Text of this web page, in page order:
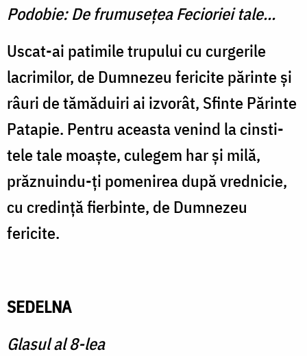
Podobie: De frumuseţea Fecioriei tale...
Uscat-ai patimile trupului cu curgerile
lacrimilor, de Dum­nezeu fericite părinte şi
râuri de tămăduiri ai izvorât, Sfinte Părinte
Patapie. Pentru aceasta venind la cinsti­
tele tale moaşte, culegem har şi milă,
prăznuindu-ţi pomenirea după vrednicie,
cu credinţă fierbinte, de Dumnezeu
fericite.
SEDELNA
Glasul al 8-lea